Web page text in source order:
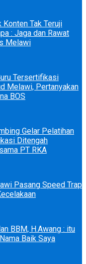
Tak Teruji
: Jaga dan Rawat
Melawi
Tersertifikasi
Melawi, Pertanyakan
BOS
Gelar Pelatihan
Ditengah
PT RKA
Pasang Speed Trap
BBM, H.Awang : itu
Baik Saya